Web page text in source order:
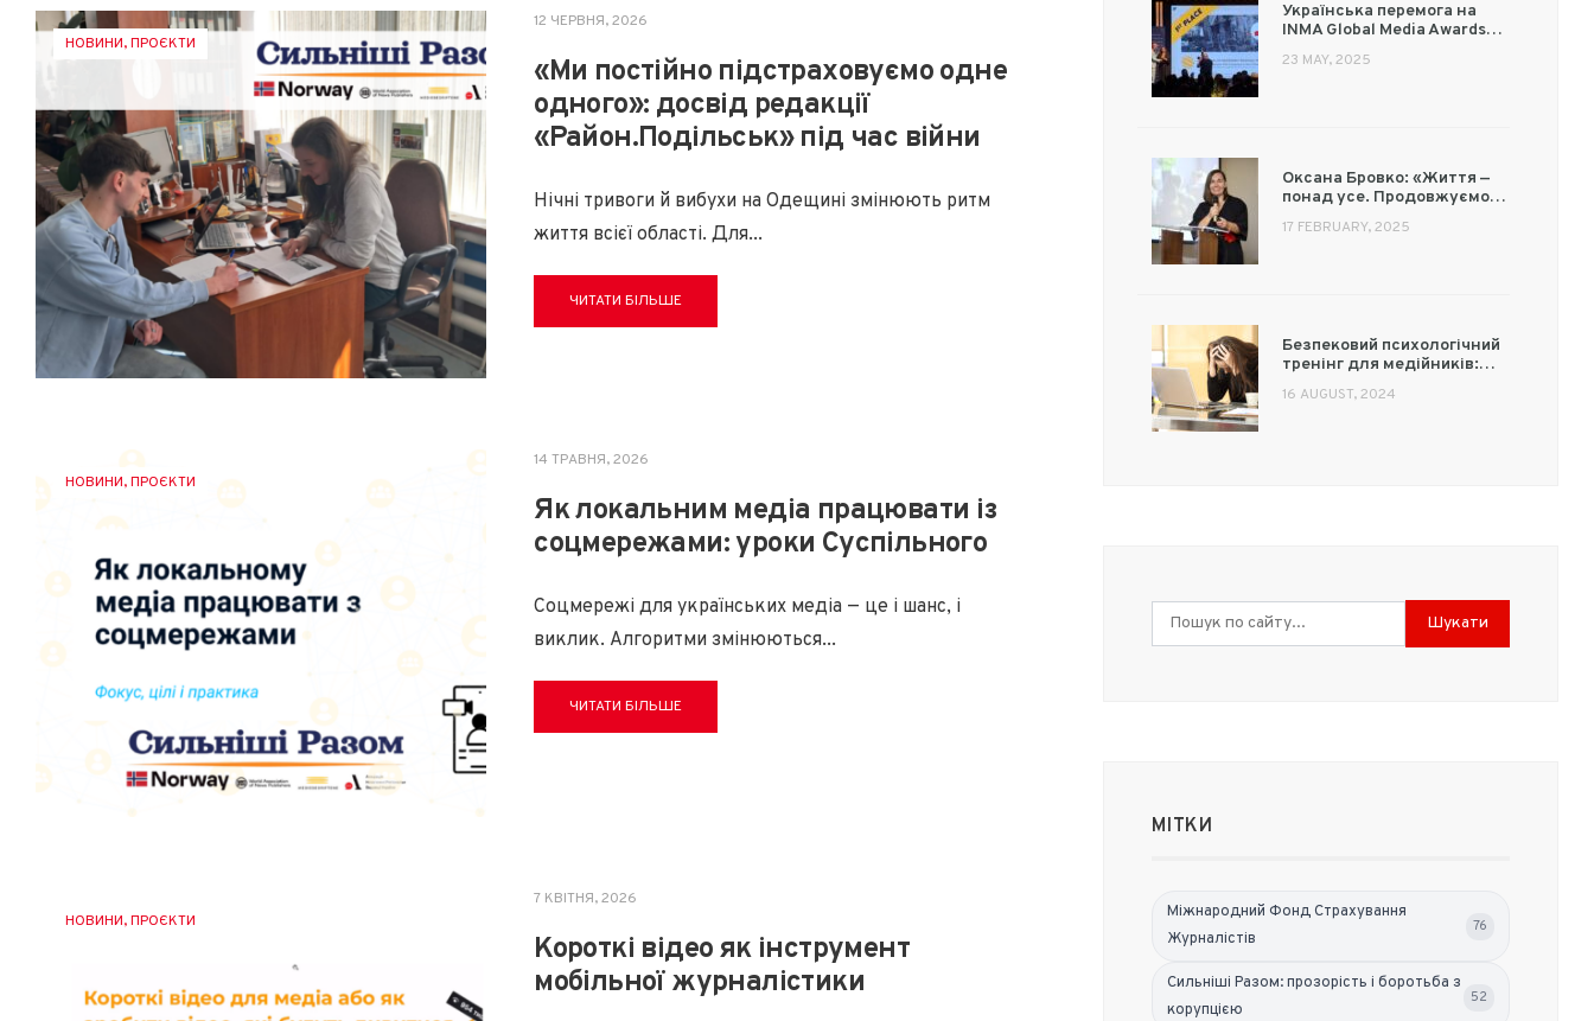
НОВИНИ,ПРОЄКТИ
12 ЧЕРВНЯ, 2026
«Ми постійно підстраховуємо одне
одного»: досвід редакції
«Район.Подільськ» під час війни
Нічні тривоги й вибухи на Одещині змінюють ритм
життя всієї області. Для...
ЧИТАТИ БІЛЬШЕ
НОВИНИ,ПРОЄКТИ
14 ТРАВНЯ, 2026
Як локальним медіа працювати із
соцмережами: уроки Суспільного
Соцмережі для українських медіа — це і шанс, і
виклик. Алгоритми змінюються...
ЧИТАТИ БІЛЬШЕ
НОВИНИ,ПРОЄКТИ
7 КВІТНЯ, 2026
Короткі відео як інструмент
мобільної журналістики
Українська перемога на
INMA Global Media Awards…
23 MAY, 2025
Оксана Бровко: «Життя —
понад усе. Продовжуємо…
17 FEBRUARY, 2025
Безпековий психологічний
тренінг для медійників:…
16 AUGUST, 2024
Шукати
МІТКИ
Міжнародний Фонд Страхування
Журналістів
76
Сильніші Разом: прозорість і боротьба з
корупцією
52